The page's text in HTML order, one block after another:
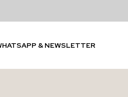
& NEWSLETTER